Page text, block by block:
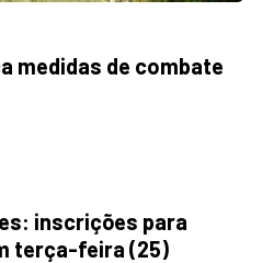
medidas de combate
inscrições para
terça-feira (25)